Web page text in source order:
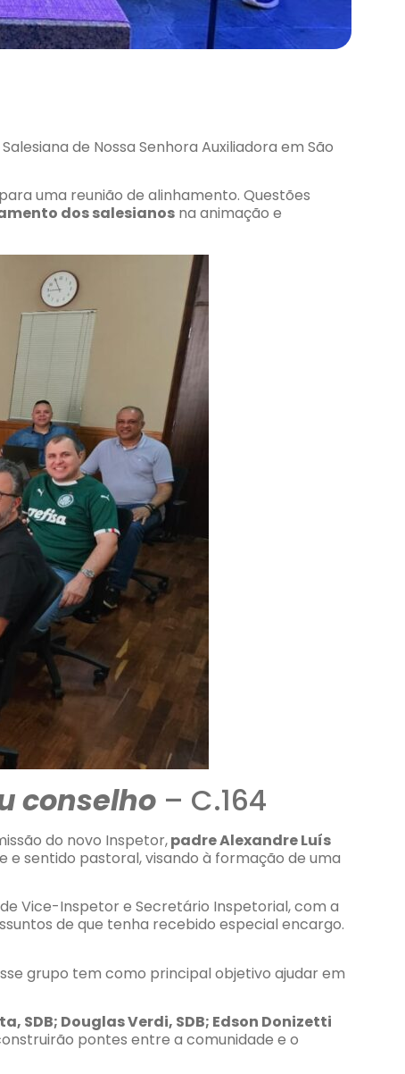
de Nossa Senhora Auxiliadora em São
uma reunião de alinhamento. Questões
dos salesianos na animação e
conselho – C.164
do novo Inspetor,padre Alexandre Luís
e sentido pastoral, visando à formação de uma
Vice-Inspetor e Secretário Inspetorial, com a
de que tenha recebido especial encargo.
grupo tem como principal objetivo ajudar em
SDB; Douglas Verdi, SDB; Edson Donizetti
pontes entre a comunidade e o